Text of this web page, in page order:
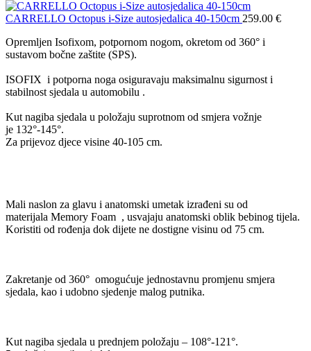
CARRELLO Octopus i-Size autosjedalica 40-150cm 259.00 €
Opremljen Isofixom, potpornom nogom, okretom od 360° i
sustavom bočne zaštite (SPS).
ISOFIX i potporna noga osiguravaju maksimalnu sigurnost i
stabilnost sjedala u automobilu .
Kut nagiba sjedala u položaju suprotnom od smjera vožnje
je 132°-145°.
Za prijevoz djece visine 40-105 cm.
Mali naslon za glavu i anatomski umetak izrađeni su od
materijala Memory Foam , usvajaju anatomski oblik bebinog tijela.
Koristiti od rođenja dok dijete ne dostigne visinu od 75 cm.
Zakretanje od 360° omogućuje jednostavnu promjenu smjera
sjedala, kao i udobno sjedenje malog putnika.
Kut nagiba sjedala u prednjem položaju – 108°-121°.